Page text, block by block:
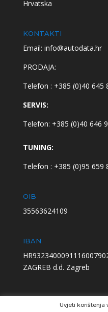
Hrvatska
KONTAKTI
Email: info@autodata.hr
PRODAJA:
Telefon : +385 (0)40 645
SERVIS:
Telefon: +385 (0)40 646
TUNING:
Telefon : +385 (0)95 659
OIB
35563624109
IBAN
ZAGREB d.d. Zagreb
Uvjeti korištenja